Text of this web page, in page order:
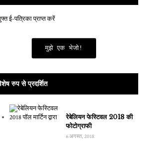
मुझे एक भेजो!
रुप से प्रदर्शित
रेबेलियन फेस्टिवल 2018 की
फोटोग्राफी
6 अगस्त, 2018